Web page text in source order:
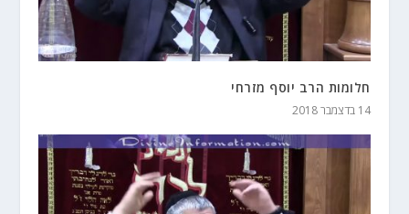
חלומות הרב יוסף מזרחי
14 בדצמבר 2018